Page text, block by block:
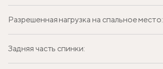
Разрешенная нагрузка на спальное место:
Задняя часть спинки: